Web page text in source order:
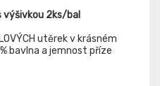
výšivkou 2ks/bal
utěrek v krásném
bavlna a jemnost příze